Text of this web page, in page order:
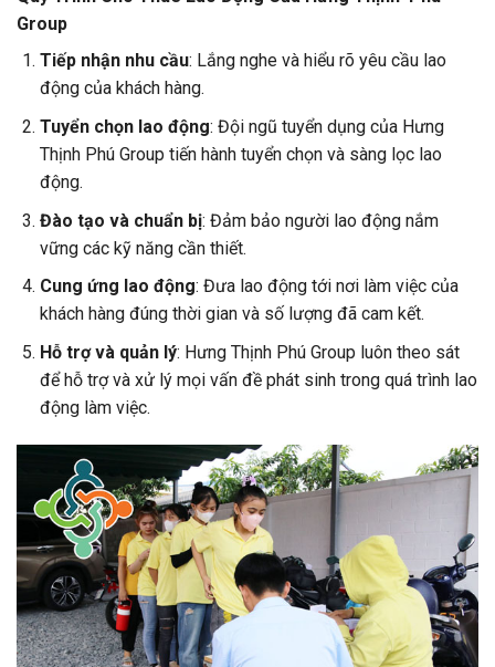
Group
Tiếp nhận nhu cầu: Lắng nghe và hiểu rõ yêu cầu lao
động của khách hàng.
Tuyển chọn lao động: Đội ngũ tuyển dụng của Hưng
Thịnh Phú Group tiến hành tuyển chọn và sàng lọc lao
động.
Đào tạo và chuẩn bị: Đảm bảo người lao động nắm
vững các kỹ năng cần thiết.
Cung ứng lao động: Đưa lao động tới nơi làm việc của
khách hàng đúng thời gian và số lượng đã cam kết.
Hỗ trợ và quản lý: Hưng Thịnh Phú Group luôn theo sát
để hỗ trợ và xử lý mọi vấn đề phát sinh trong quá trình lao
động làm việc.